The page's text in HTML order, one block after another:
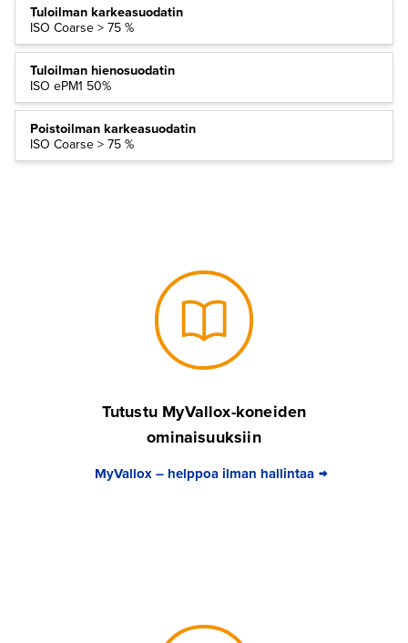
Tuloilman karkeasuodatin
ISO Coarse > 75 %
Tuloilman hienosuodatin
ISO ePM1 50%
Poistoilman karkeasuodatin
ISO Coarse > 75 %
Tutustu MyVallox-koneiden
ominaisuuksiin
MyVallox – helppoa ilman hallintaa